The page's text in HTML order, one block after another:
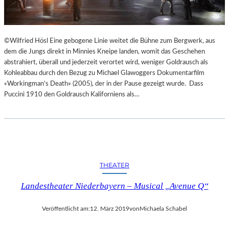
©Wilfried Hösl Eine gebogene Linie weitet die Bühne zum Bergwerk, aus
dem die Jungs direkt in Minnies Kneipe landen, womit das Geschehen
abstrahiert, überall und jederzeit verortet wird, weniger Goldrausch als
Kohleabbau durch den Bezug zu Michael Glawoggers Dokumentarfilm
«Workingman’s Death» (2005), der in der Pause gezeigt wurde. Dass
Puccini 1910 den Goldrausch Kaliforniens als…
THEATER
Landestheater Niederbayern – Musical „Avenue Q“
Veröffentlicht am:12. März 2019vonMichaela Schabel